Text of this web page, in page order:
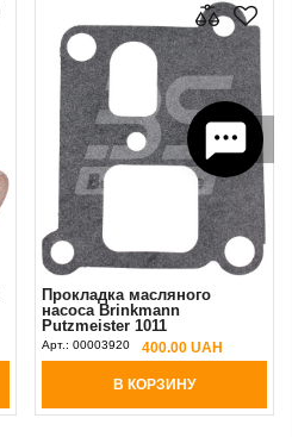
Прокладка масляного
насоса Brinkmann
Putzmeister 1011
Арт.: 00003920 400.00 UAH
В КОРЗИНУ